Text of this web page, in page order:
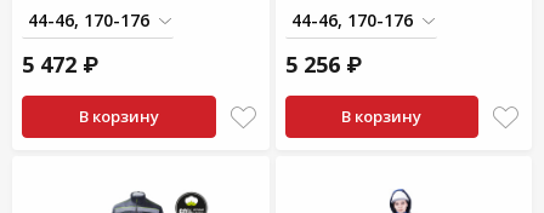
5 472 ₽
В корзину
5 256 ₽
В корзину